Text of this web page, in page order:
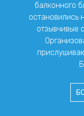
балконного
остановились
отзывчивые